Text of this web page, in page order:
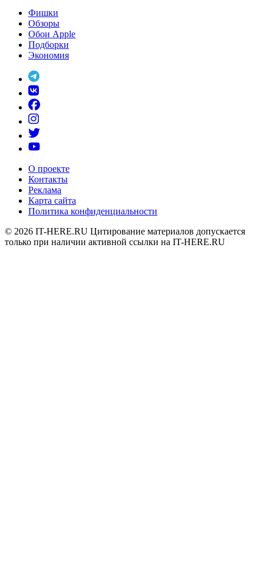
Фишки
Обзоры
Обои Apple
Подборки
Экономия
О проекте
Контакты
Реклама
Карта сайта
Политика конфиденциальности
© 2026 IT-HERE.RU Цитирование материалов допускается
только при наличии активной ссылки на IT-HERE.RU